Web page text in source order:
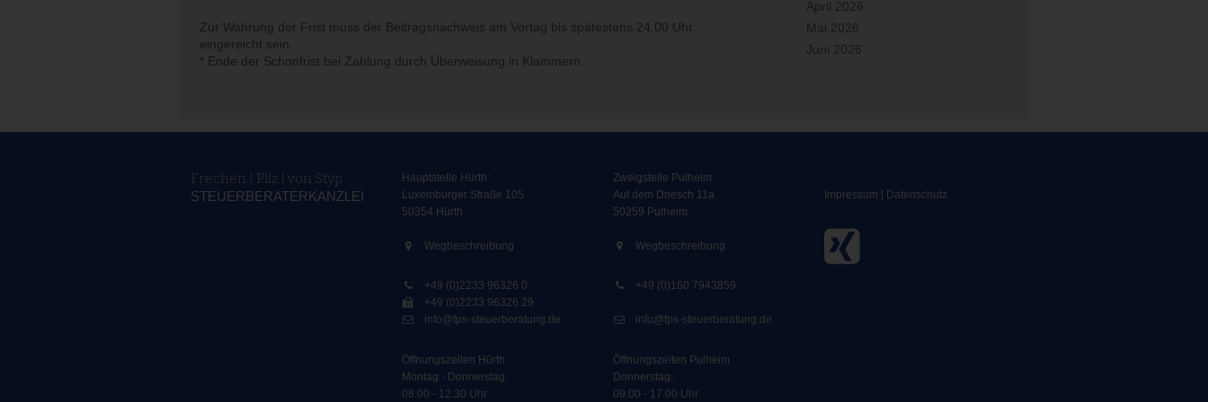
Zur Wahrung der Frist muss der Beitragsnachweis am Vortag bis spätestens 24.00 Uhr
eingereicht sein.
* Ende der Schonfrist bei Zahlung durch Überweisung in Klammern.
April 2026
Mai 2026
Juni 2026
Frechen | Pilz | von Styp
STEUERBERATERKANZLEI
Hauptstelle Hürth:
Luxemburger Straße 105
50354 Hürth
Wegbeschreibung
+49 (0)2233 96326 0
+49 (0)2233 96326 29
info@fps-steuerberatung.de
Öffnungszeiten Hürth
Montag - Donnerstag:
08.00 - 12.30 Uhr
Zweigstelle Pulheim:
Auf dem Driesch 11a
50259 Pulheim
Wegbeschreibung
+49 (0)160 7943859
info@fps-steuerberatung.de
Öffnungszeiten Pulheim
Donnerstag:
09.00 - 17.00 Uhr
Impressum Datenschutz